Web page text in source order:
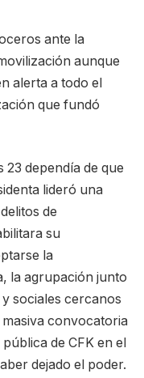
ante la
aunque
alerta a todo el
que fundó
23 dependía de que
lideró una
de
su
la
la agrupación junto
sociales cercanos
convocatoria
de CFK en el
dejado el poder.